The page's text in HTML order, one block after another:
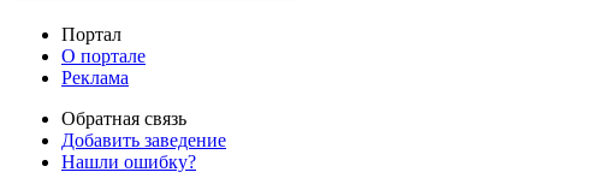
Портал
О портале
Реклама
Обратная связь
Добавить заведение
Нашли ошибку?